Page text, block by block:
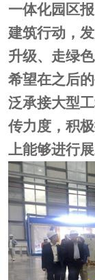
一体化园区
建筑行动，
升级、走绿
希望在之后
泛承接大型
传力度，积
上能够进行展